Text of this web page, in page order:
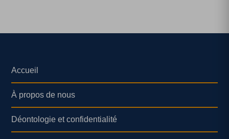
Accueil
À propos de nous
Déontologie et confidentialité